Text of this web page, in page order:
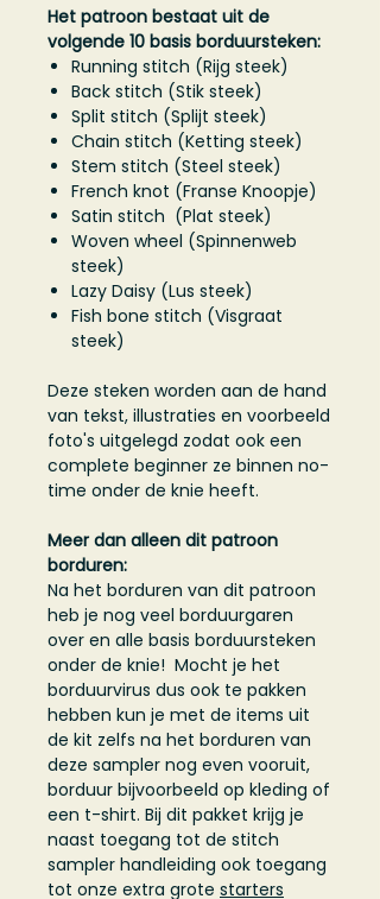
Het patroon bestaat uit de
volgende 10 basis borduursteken:
Running stitch (Rijg steek)
Back stitch (Stik steek)
Split stitch (Splijt steek)
Chain stitch (Ketting steek)
Stem stitch (Steel steek)
French knot (Franse Knoopje)
Satin stitch (Plat steek)
Woven wheel (Spinnenweb
steek)
Lazy Daisy (Lus steek)
Fish bone stitch (Visgraat
steek)
Deze steken worden aan de hand
van tekst, illustraties en voorbeeld
foto's uitgelegd zodat ook een
complete beginner ze binnen no-
time onder de knie heeft.
Meer dan alleen dit patroon
borduren:
Na het borduren van dit patroon
heb je nog veel borduurgaren
over en alle basis borduursteken
onder de knie! Mocht je het
borduurvirus dus ook te pakken
hebben kun je met de items uit
de kit zelfs na het borduren van
deze sampler nog even vooruit,
borduur bijvoorbeeld op kleding of
een t-shirt. Bij dit pakket krijg je
naast toegang tot de stitch
sampler handleiding ook toegang
tot onze extra grote starters